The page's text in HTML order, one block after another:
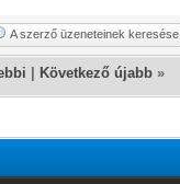
A szerző üzeneteinek keresése
Következő újabb »